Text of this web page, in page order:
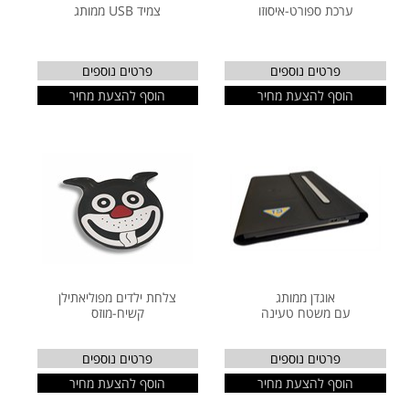
ערכת ספורט-איסוזו
פרטים נוספים
הוסף להצעת מחיר
צמיד USB ממותג
פרטים נוספים
הוסף להצעת מחיר
אוגדן ממותג
עם משטח טעינה
פרטים נוספים
הוסף להצעת מחיר
צלחת ילדים מפוליאתילן
קשיח-מוזס
פרטים נוספים
הוסף להצעת מחיר